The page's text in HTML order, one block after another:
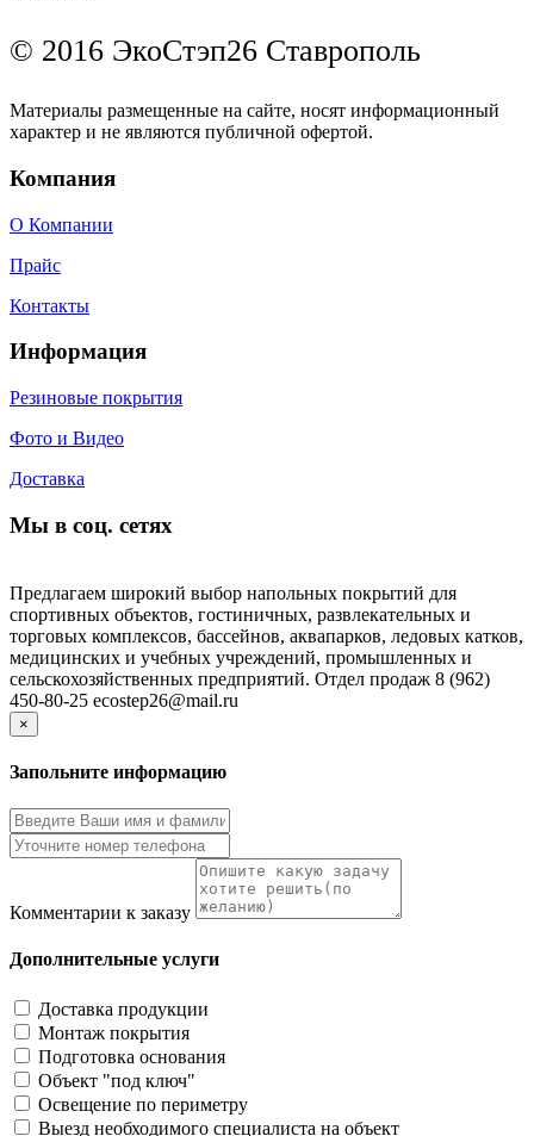
© 2016 ЭкоСтэп26 Ставрополь
Материалы размещенные на сайте, носят информационный
характер и не являются публичной офертой.
Компания
О Компании
Прайс
Контакты
Информация
Резиновые покрытия
Фото и Видео
Доставка
Мы в соц. сетях
Предлагаем широкий выбор напольных покрытий для
спортивных объектов, гостиничных, развлекательных и
торговых комплексов, бассейнов, аквапарков, ледовых катков,
медицинских и учебных учреждений, промышленных и
сельскохозяйственных предприятий. Отдел продаж 8 (962)
450-80-25 ecostep26@mail.ru
×
Запольните информацию
Комментарии к заказу
Дополнительные услуги
Доставка продукции
Монтаж покрытия
Подготовка основания
Объект "под ключ"
Освещение по периметру
Выезд необходимого специалиста на объект